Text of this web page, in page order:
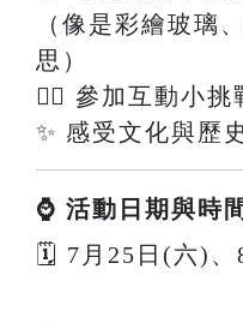
（像是彩繪玻璃
思）
🕵️‍♀️ 參加互動小挑
✨ 感受文化與歷
⌚ 活動日期與時間
🗓 7月25日(六)、